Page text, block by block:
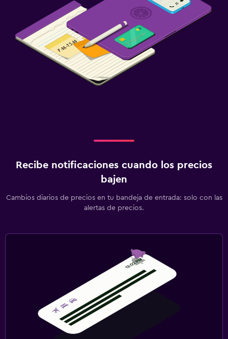
Recibe notificaciones cuando los precios
bajen
Cambios diarios de precios en tu bandeja de entrada: solo con las
alertas de precios.